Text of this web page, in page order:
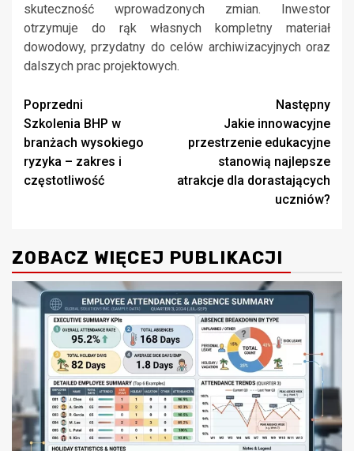
skuteczność wprowadzonych zmian. Inwestor
otrzymuje do rąk własnych kompletny materiał
dowodowy, przydatny do celów archiwizacyjnych oraz
dalszych prac projektowych.
Zobacz
wpisy
Poprzedni
Szkolenia BHP w
branżach wysokiego
ryzyka – zakres i
częstotliwość
Następny
Jakie innowacyjne
przestrzenie edukacyjne
stanowią najlepsze
atrakcje dla dorastających
uczniów?
ZOBACZ WIĘCEJ PUBLIKACJI